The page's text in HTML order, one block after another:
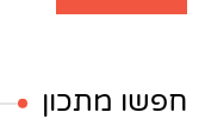
חפשו מתכון